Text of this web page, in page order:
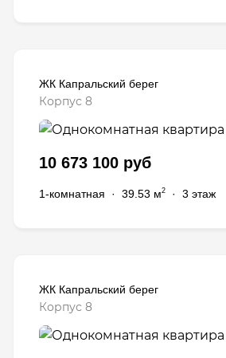
ЖК Капральский берег
Корпус 8
10 673 100 руб
1-комнатная · 39.53 м2 · 3 этаж
ЖК Капральский берег
Корпус 8